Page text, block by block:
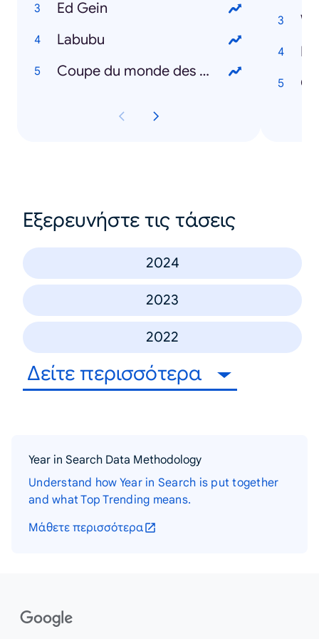
Ed Gein
Labubu
Coupe du monde des clubs
Εξερευνήστε τις τάσεις
2024
2023
2022
Δείτε περισσότερα
Year in Search Data Methodology
Understand how Year in Search is put together
and what Top Trending means.
Μάθετε περισσότερα